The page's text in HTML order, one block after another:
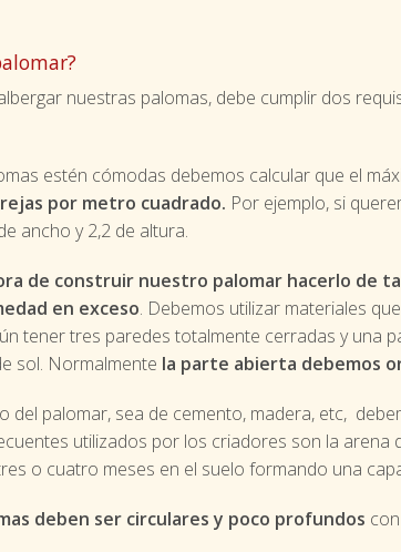
nuestras palomas, debe cumplir dos
estén cómodas debemos calcular que el
por metro cuadrado. Por ejemplo, si
ancho y 2,2 de altura.
de construir nuestro palomar hacerlo de
en exceso. Debemos utilizar materiales
tener tres paredes totalmente cerradas y una
sol. Normalmente la parte abierta debemos
del palomar, sea de cemento, madera, etc,
utilizados por los criadores son la arena
o cuatro meses en el suelo formando una
deben ser circulares y poco profundos